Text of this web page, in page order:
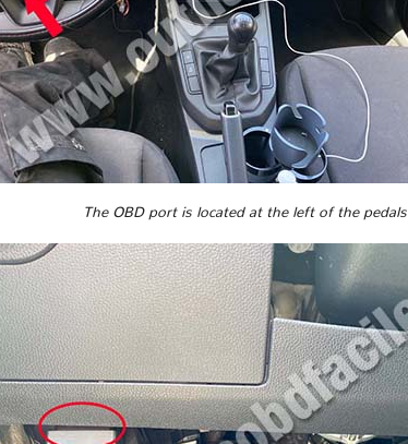
The OBD port is located at the left of the pedals